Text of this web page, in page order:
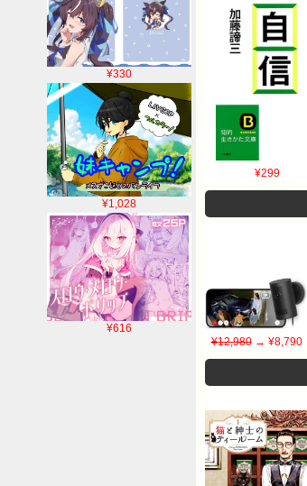
¥330
¥1,028
¥616
¥299
¥12,980→ ¥8,790